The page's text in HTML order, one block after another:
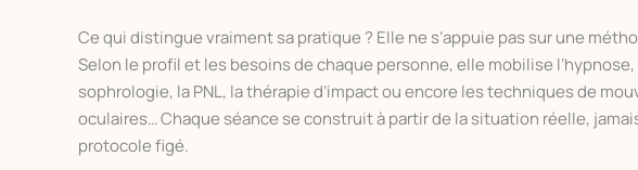
Ce qui distingue vraiment sa pratique ? Elle ne s’appuie pas sur une
Selon le profil et les besoins de chaque personne, elle mobilise l’hypnose,
sophrologie, la PNL, la thérapie d’impact ou encore les techniques de
oculaires… Chaque séance se construit à partir de la situation réelle,
protocole figé.